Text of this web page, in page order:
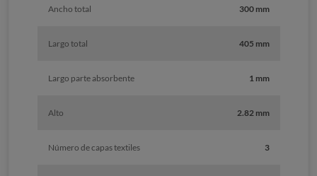
Ancho total 300 mm
Largo total 405 mm
Largo parte absorbente 1 mm
Alto 2.82 mm
Número de capas textiles 3